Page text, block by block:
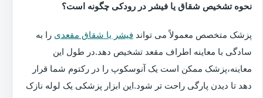
نحوه تشخیص شقاق یا فیشر در رودکی چگونه است؟
پزشک متخصص معمولاً می تواند فیشر یا شقاق مقعدی را به
سادگی با معاینه اطراف مقعد تشخیص دهد.در طول این
معاینه،پزشک ممکن است یک آنوسکوپ را در رکتوم شما قرار
دهد تا دیدن پارگی راحت تر شود.این ابزار پزشکی یک لوله نازک